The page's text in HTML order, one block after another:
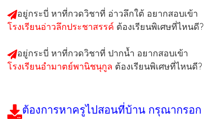
อยู่กระบี่ หาที่กวดวิชาที่ อ่าวลึกใต้ อยากสอบเข้า
โรงเรียนอ่าวลึกประชาสรรค์ ต้องเรียนพิเศษที่ไหนดี?
อยู่กระบี่ หาที่กวดวิชาที่ ปากน้ำ อยากสอบเข้า
โรงเรียนอำมาตย์พานิชนุกูล ต้องเรียนพิเศษที่ไหนดี?
ต้องการหาครูไปสอนที่บ้าน กรุณากรอก